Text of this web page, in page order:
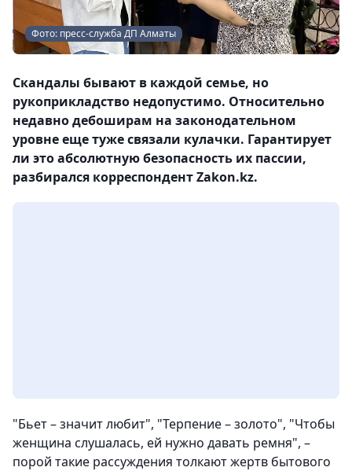
Фото: пресс-служба ДП Алматы
Скандалы бывают в каждой семье, но
рукоприкладство недопустимо. Относительно
недавно дебоширам на законодательном
уровне еще туже связали кулачки. Гарантирует
ли это абсолютную безопасность их пассии,
разбирался корреспондент Zakon.kz.
"Бьет – значит любит", "Терпение – золото", "Чтобы
женщина слушалась, ей нужно давать ремня", –
порой такие рассуждения толкают жертв бытового